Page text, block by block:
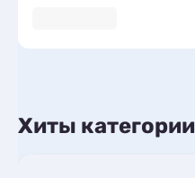
Хиты категории